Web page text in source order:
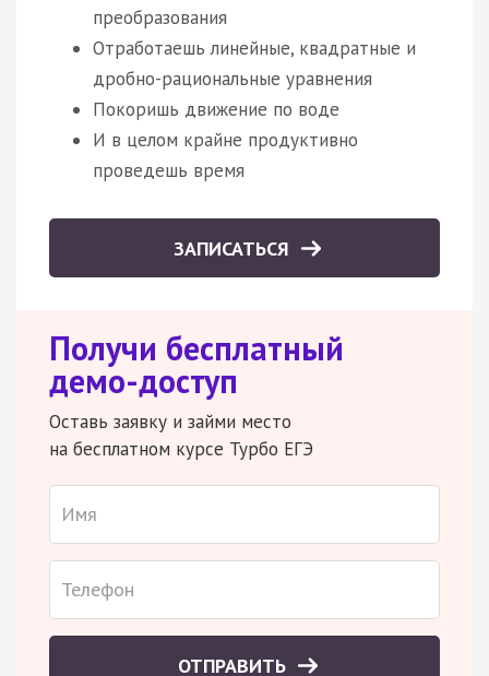
преобразования
Отработаешь линейные, квадратные и
дробно-рациональные уравнения
Покоришь движение по воде
И в целом крайне продуктивно
проведешь время
ЗАПИСАТЬСЯ
Получи бесплатный
демо-доступ
Оставь заявку и займи место
на бесплатном курсе Турбо ЕГЭ
ОТПРАВИТЬ